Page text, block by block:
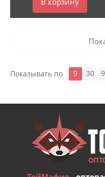
Показывать по 9 30